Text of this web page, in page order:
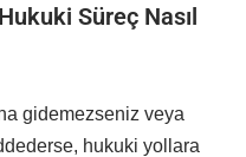
Süreç Nasıl
gidemezseniz veya
hukuki yollara